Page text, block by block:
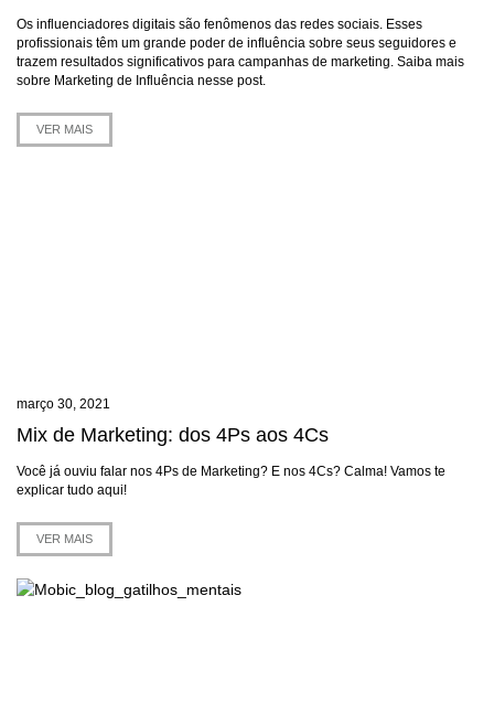
Os influenciadores digitais são fenômenos das redes sociais. Esses
profissionais têm um grande poder de influência sobre seus seguidores e
trazem resultados significativos para campanhas de marketing. Saiba mais
sobre Marketing de Influência nesse post.
VER MAIS
março 30, 2021
Mix de Marketing: dos 4Ps aos 4Cs
Você já ouviu falar nos 4Ps de Marketing? E nos 4Cs? Calma! Vamos te
explicar tudo aqui!
VER MAIS